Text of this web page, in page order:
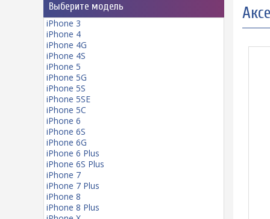
Выберите модель
iPhone 3
iPhone 4
iPhone 4G
iPhone 4S
iPhone 5
iPhone 5G
iPhone 5S
iPhone 5SE
iPhone 5C
iPhone 6
iPhone 6S
iPhone 6G
iPhone 6 Plus
iPhone 6S Plus
iPhone 7
iPhone 7 Plus
iPhone 8
iPhone 8 Plus